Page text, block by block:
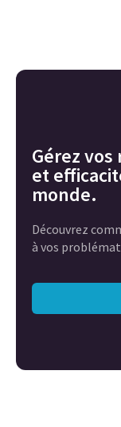
Gérez vos
et
monde.
Découvrez
à vos